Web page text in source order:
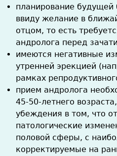
планирование будущей
ввиду желание в
отцом, то есть
андролога перед
имеются негативные
утренней эрекцией
рамках
прием андролога
45-50-летнего
убеждения в том, что
патологические
половой сферы, с
корректируемые на